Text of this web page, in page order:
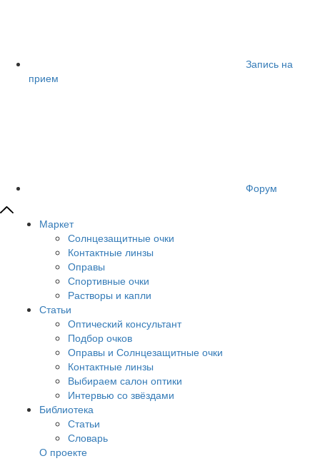
Запись на
прием
Форум
Маркет
Солнцезащитные очки
Контактные линзы
Оправы
Спортивные очки
Растворы и капли
Статьи
Оптический консультант
Подбор очков
Оправы и Солнцезащитные очки
Контактные линзы
Выбираем салон оптики
Интервью со звёздами
Библиотека
Статьи
Словарь
О проекте